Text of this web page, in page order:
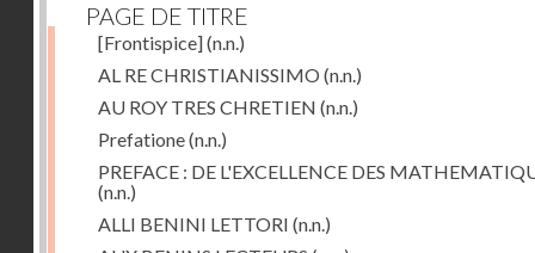
PAGE DE TITRE
[Frontispice](n.n.)
AL RE CHRISTIANISSIMO (n.n.)
AU ROY TRES CHRETIEN (n.n.)
Prefatione(n.n.)
PREFACE : DE L'EXCELLENCE DES
(n.n.)
ALLI BENINI LETTORI (n.n.)